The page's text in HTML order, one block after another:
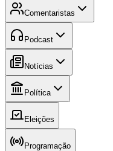
Comentaristas
Podcast
Notícias
Política
Eleições
Programação